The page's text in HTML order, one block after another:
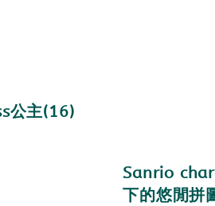
公主(16)
Sanrio
下的悠閒拼